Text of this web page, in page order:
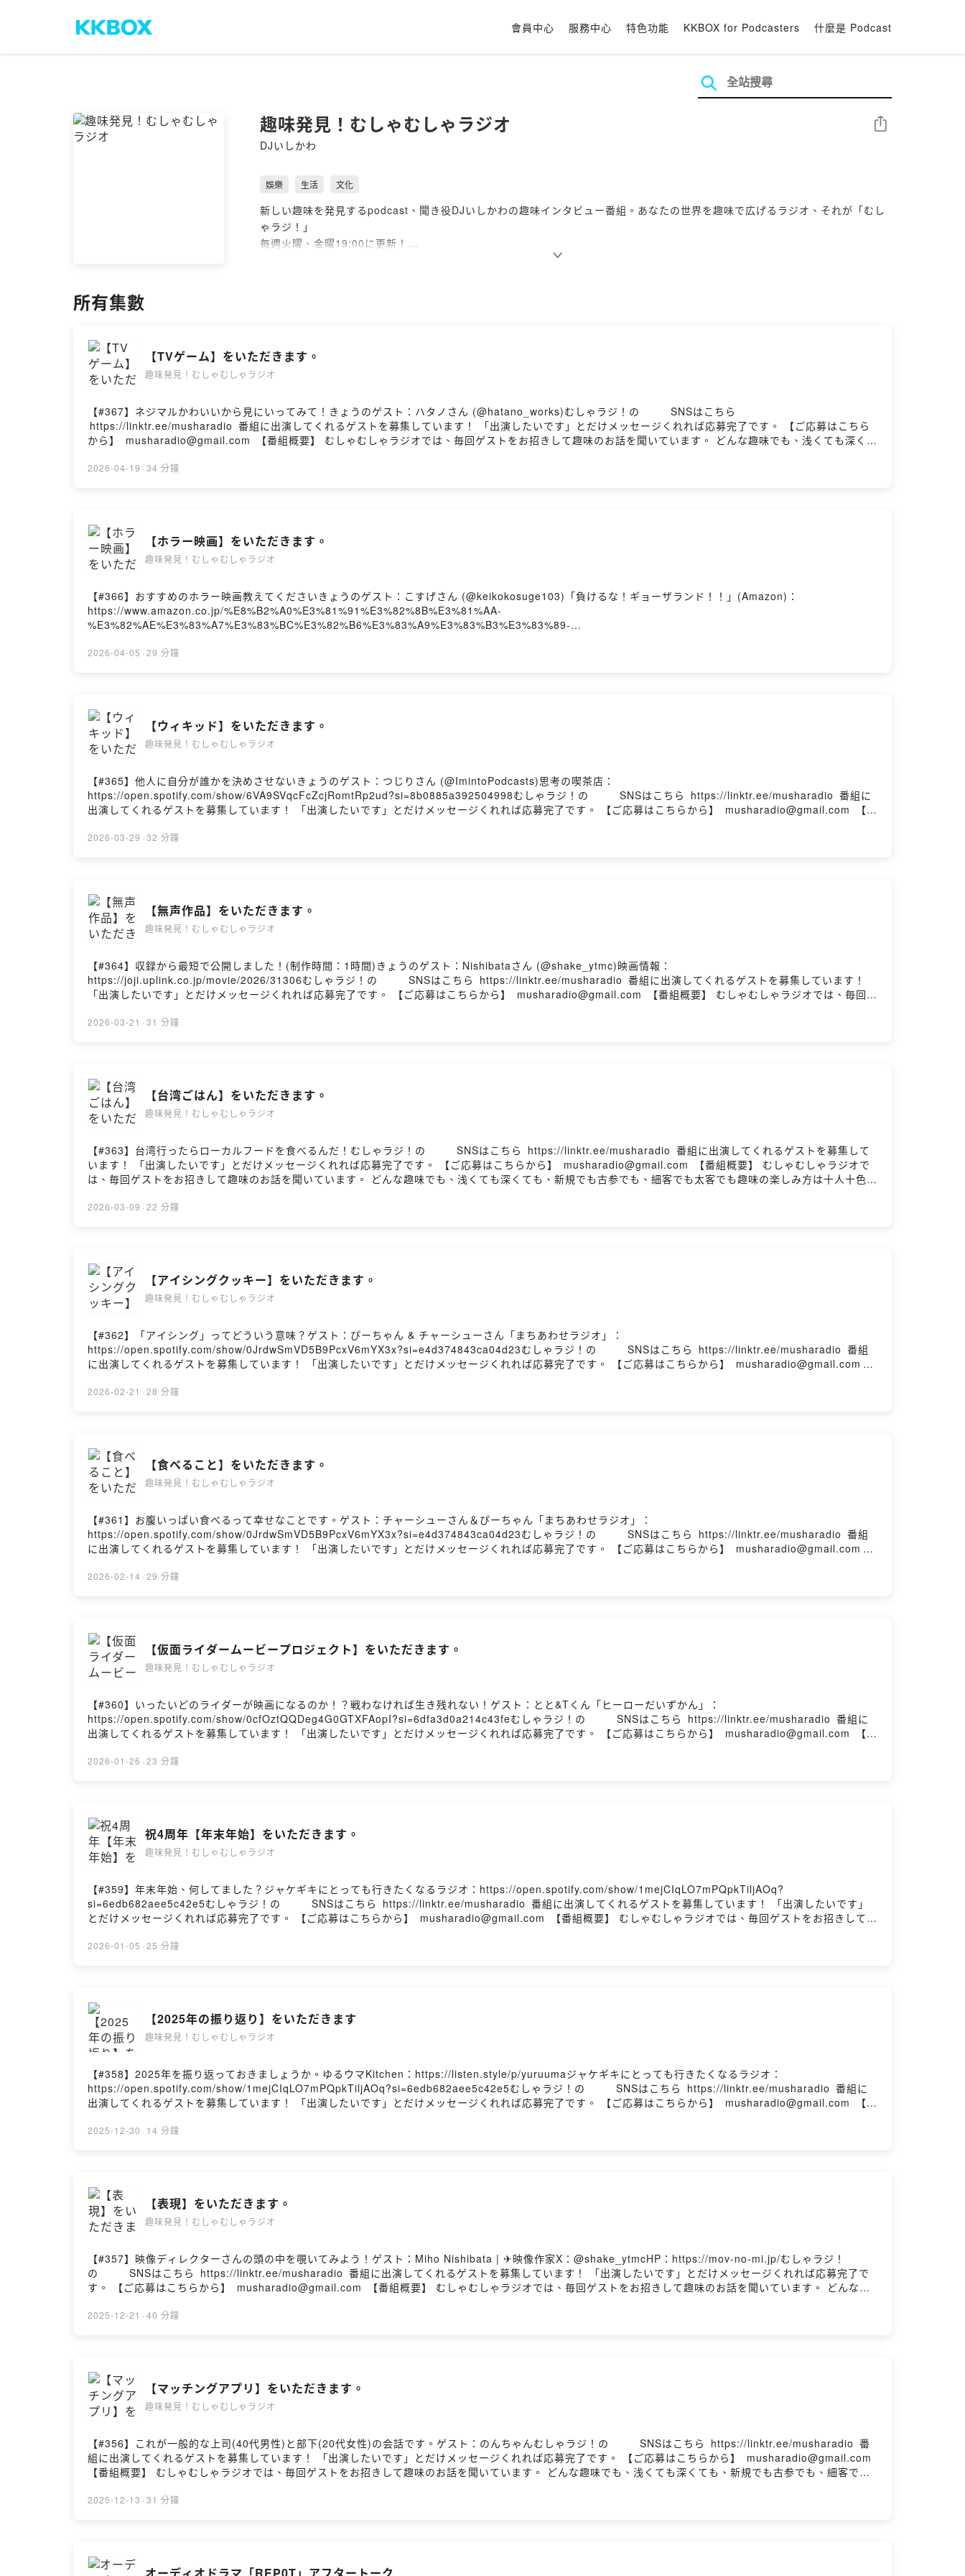
會員中心 服務中心 特色功能 KKBOX for Podcasters 什麼是 Podcast
趣味発見！むしゃむしゃラジオ
DJいしかわ
分享
娛樂 生活 文化
新しい趣味を発見するpodcast、聞き役DJいしかわの趣味インタビュー番組。あなたの世界を趣味で広げるラジオ、それが「むし
ゃラジ！」
毎週火曜、金曜19:00に更新！
＜ゲスト募集中です！＞お気軽にむしゃラジTwitterへDMください。
所有集數
【TVゲーム】をいただきます。
趣味発見！むしゃむしゃラジオ
【#367】ネジマルかわいいから見にいってみて！きょうのゲスト：ハタノさん (@hatano_works)むしゃラジ！の⁠⁠⁠⁠⁠⁠⁠⁠⁠⁠⁠⁠⁠⁠⁠⁠⁠⁠⁠⁠⁠⁠⁠⁠⁠⁠⁠⁠⁠⁠⁠⁠⁠⁠⁠⁠⁠⁠⁠⁠⁠⁠⁠SNSはこちら
⁠⁠⁠https://linktr.ee/musharadio⁠⁠⁠ 番組に出演してくれるゲストを募集しています！ 「出演したいです」とだけメッセージくれれば応募完了です。 【ご応募はこちら
から】 ⁠⁠⁠musharadio@gmail.com⁠⁠⁠ 【番組概要】 むしゃむしゃラジオでは、毎回ゲストをお招きして趣味のお話を聞いています。 どんな趣味でも、浅くても深くて
す。 X(旧Twitter）で #むしゃラジ をつけて感想・コメントをお願いします！ 📢毎週火曜日、金曜日、19:00に配信！
2026-04-19 · 34 分鐘
【ホラー映画】をいただきます。
趣味発見！むしゃむしゃラジオ
【#366】おすすめのホラー映画教えてくださいきょうのゲスト：こすげさん (@keikokosuge103)「負けるな！ギョーザランド！！」(Amazon)：
https://www.amazon.co.jp/%E8%B2%A0%E3%81%91%E3%82%8B%E3%81%AA-
%E3%82%AE%E3%83%A7%E3%83%BC%E3%82%B6%E3%83%A9%E3%83%B3%E3%83%89-
ゃラジ！の⁠⁠⁠⁠⁠⁠⁠⁠⁠⁠⁠⁠⁠⁠⁠⁠⁠⁠⁠⁠⁠⁠⁠⁠⁠⁠⁠⁠⁠⁠⁠⁠⁠⁠⁠⁠⁠⁠⁠⁠⁠⁠⁠SNSはこちら ⁠⁠⁠https://linktr.ee/musharadio⁠⁠⁠ 番組に出演してくれるゲストを募集しています！ 「出演したいです」とだけメッセージくれれば応
2026-04-05 · 29 分鐘
【ウィキッド】をいただきます。
趣味発見！むしゃむしゃラジオ
【#365】他人に自分が誰かを決めさせないきょうのゲスト：つじりさん (@ImintoPodcasts)思考の喫茶店：
https://open.spotify.com/show/6VA9SVqcFcZcjRomtRp2ud?si=8b0885a392504998むしゃラジ！の⁠⁠⁠⁠⁠⁠⁠⁠⁠⁠⁠⁠⁠⁠⁠⁠⁠⁠⁠⁠⁠⁠⁠⁠⁠⁠⁠⁠⁠⁠⁠⁠⁠⁠⁠⁠⁠⁠⁠⁠⁠⁠⁠SNSはこちら ⁠⁠⁠https://linktr.ee/musharadio⁠⁠⁠ 番組に
出演してくれるゲストを募集しています！ 「出演したいです」とだけメッセージくれれば応募完了です。 【ご応募はこちらから】 ⁠⁠⁠musharadio@gmail.com⁠⁠⁠ 【番
でも趣味の楽しみ方は十人十色で千差万別。新しい趣味の入り口を知ることで、日々の解像度がちょっとだけあがる番組です。 X(旧Twitter）で #むしゃラジ をつ
2026-03-29 · 32 分鐘
【無声作品】をいただきます。
趣味発見！むしゃむしゃラジオ
【#364】収録から最短で公開しました！(制作時間：1時間)きょうのゲスト：Nishibataさん (@shake_ytmc)映画情報：
https://joji.uplink.co.jp/movie/2026/31306むしゃラジ！の⁠⁠⁠⁠⁠⁠⁠⁠⁠⁠⁠⁠⁠⁠⁠⁠⁠⁠⁠⁠⁠⁠⁠⁠⁠⁠⁠⁠⁠⁠⁠⁠⁠⁠⁠⁠⁠⁠⁠⁠⁠⁠⁠SNSはこちら ⁠⁠⁠https://linktr.ee/musharadio⁠⁠⁠ 番組に出演してくれるゲストを募集しています！
「出演したいです」とだけメッセージくれれば応募完了です。 【ご応募はこちらから】 ⁠⁠⁠musharadio@gmail.com⁠⁠⁠ 【番組概要】 むしゃむしゃラジオでは、毎回ゲ
新しい趣味の入り口を知ることで、日々の解像度がちょっとだけあがる番組です。 X(旧Twitter）で #むしゃラジ をつけて感想・コメントをお願いします！ 📢毎週
2026-03-21 · 31 分鐘
【台湾ごはん】をいただきます。
趣味発見！むしゃむしゃラジオ
【#363】台湾行ったらローカルフードを食べるんだ！むしゃラジ！の⁠⁠⁠⁠⁠⁠⁠⁠⁠⁠⁠⁠⁠⁠⁠⁠⁠⁠⁠⁠⁠⁠⁠⁠⁠⁠⁠⁠⁠⁠⁠⁠⁠⁠⁠⁠⁠⁠⁠⁠⁠⁠⁠SNSはこちら ⁠⁠⁠https://linktr.ee/musharadio⁠⁠⁠ 番組に出演してくれるゲストを募集して
います！ 「出演したいです」とだけメッセージくれれば応募完了です。 【ご応募はこちらから】 ⁠⁠⁠musharadio@gmail.com⁠⁠⁠ 【番組概要】 むしゃむしゃラジオで
は、毎回ゲストをお招きして趣味のお話を聞いています。 どんな趣味でも、浅くても深くても、新規でも古参でも、細客でも太客でも趣味の楽しみ方は十人十色で
す！ 📢毎週火曜日、金曜日、19:00に配信！
2026-03-09 · 22 分鐘
【アイシングクッキー】をいただきます。
趣味発見！むしゃむしゃラジオ
【#362】「アイシング」ってどういう意味？ゲスト：ぴーちゃん & チャーシューさん「まちあわせラジオ」：
https://open.spotify.com/show/0JrdwSmVD5B9PcxV6mYX3x?si=e4d374843ca04d23むしゃラジ！の⁠⁠⁠⁠⁠⁠⁠⁠⁠⁠⁠⁠⁠⁠⁠⁠⁠⁠⁠⁠⁠⁠⁠⁠⁠⁠⁠⁠⁠⁠⁠⁠⁠⁠⁠⁠⁠⁠⁠⁠⁠⁠⁠SNSはこちら ⁠⁠⁠https://linktr.ee/musharadio⁠⁠⁠ 番組
に出演してくれるゲストを募集しています！ 「出演したいです」とだけメッセージくれれば応募完了です。 【ご応募はこちらから】 ⁠⁠⁠musharadio@gmail.com⁠⁠⁠
太客でも趣味の楽しみ方は十人十色で千差万別。新しい趣味の入り口を知ることで、日々の解像度がちょっとだけあがる番組です。 X(旧Twitter）で #むしゃラジ
2026-02-21 · 28 分鐘
【食べること】をいただきます。
趣味発見！むしゃむしゃラジオ
【#361】お腹いっぱい食べるって幸せなことです。ゲスト：チャーシューさん＆ぴーちゃん「まちあわせラジオ」：
https://open.spotify.com/show/0JrdwSmVD5B9PcxV6mYX3x?si=e4d374843ca04d23むしゃラジ！の⁠⁠⁠⁠⁠⁠⁠⁠⁠⁠⁠⁠⁠⁠⁠⁠⁠⁠⁠⁠⁠⁠⁠⁠⁠⁠⁠⁠⁠⁠⁠⁠⁠⁠⁠⁠⁠⁠⁠⁠⁠⁠⁠SNSはこちら ⁠⁠⁠https://linktr.ee/musharadio⁠⁠⁠ 番組
に出演してくれるゲストを募集しています！ 「出演したいです」とだけメッセージくれれば応募完了です。 【ご応募はこちらから】 ⁠⁠⁠musharadio@gmail.com⁠⁠⁠
太客でも趣味の楽しみ方は十人十色で千差万別。新しい趣味の入り口を知ることで、日々の解像度がちょっとだけあがる番組です。 X(旧Twitter）で #むしゃラジ
2026-02-14 · 29 分鐘
【仮面ライダームービープロジェクト】をいただきます。
趣味発見！むしゃむしゃラジオ
【#360】いったいどのライダーが映画になるのか！？戦わなければ生き残れない！ゲスト：とと&Tくん「ヒーローだいずかん」：
https://open.spotify.com/show/0cfOztQQDeg4G0GTXFAopI?si=6dfa3d0a214c43feむしゃラジ！の⁠⁠⁠⁠⁠⁠⁠⁠⁠⁠⁠⁠⁠⁠⁠⁠⁠⁠⁠⁠⁠⁠⁠⁠⁠⁠⁠⁠⁠⁠⁠⁠⁠⁠⁠⁠⁠⁠⁠⁠⁠⁠⁠SNSはこちら ⁠⁠⁠https://linktr.ee/musharadio⁠⁠⁠ 番組に
出演してくれるゲストを募集しています！ 「出演したいです」とだけメッセージくれれば応募完了です。 【ご応募はこちらから】 ⁠⁠⁠musharadio@gmail.com⁠⁠⁠ 【番
でも趣味の楽しみ方は十人十色で千差万別。新しい趣味の入り口を知ることで、日々の解像度がちょっとだけあがる番組です。 X(旧Twitter）で #むしゃラジ をつ
2026-01-26 · 23 分鐘
祝4周年【年末年始】をいただきます。
趣味発見！むしゃむしゃラジオ
【#359】年末年始、何してました？ジャケギキにとっても行きたくなるラジオ：https://open.spotify.com/show/1mejCIqLO7mPQpkTiljAOq?
si=6edb682aee5c42e5むしゃラジ！の⁠⁠⁠⁠⁠⁠⁠⁠⁠⁠⁠⁠⁠⁠⁠⁠⁠⁠⁠⁠⁠⁠⁠⁠⁠⁠⁠⁠⁠⁠⁠⁠⁠⁠⁠⁠⁠⁠⁠⁠⁠⁠⁠SNSはこちら ⁠⁠⁠https://linktr.ee/musharadio⁠⁠⁠ 番組に出演してくれるゲストを募集しています！ 「出演したいです」
とだけメッセージくれれば応募完了です。 【ご応募はこちらから】 ⁠⁠⁠musharadio@gmail.com⁠⁠⁠ 【番組概要】 むしゃむしゃラジオでは、毎回ゲストをお招きして趣
を知ることで、日々の解像度がちょっとだけあがる番組です。 X(旧Twitter）で #むしゃラジ をつけて感想・コメントをお願いします！ 📢毎週火曜日、金曜日、
2026-01-05 · 25 分鐘
【2025年の振り返り】をいただきます
趣味発見！むしゃむしゃラジオ
【#358】2025年を振り返っておきましょうか。ゆるウマKitchen：https://listen.style/p/yuruumaジャケギキにとっても行きたくなるラジオ：
https://open.spotify.com/show/1mejCIqLO7mPQpkTiljAOq?si=6edb682aee5c42e5むしゃラジ！の⁠⁠⁠⁠⁠⁠⁠⁠⁠⁠⁠⁠⁠⁠⁠⁠⁠⁠⁠⁠⁠⁠⁠⁠⁠⁠⁠⁠⁠⁠⁠⁠⁠⁠⁠⁠⁠⁠⁠⁠⁠⁠⁠SNSはこちら ⁠⁠⁠https://linktr.ee/musharadio⁠⁠⁠ 番組に
出演してくれるゲストを募集しています！ 「出演したいです」とだけメッセージくれれば応募完了です。 【ご応募はこちらから】 ⁠⁠⁠musharadio@gmail.com⁠⁠⁠ 【番
でも趣味の楽しみ方は十人十色で千差万別。新しい趣味の入り口を知ることで、日々の解像度がちょっとだけあがる番組です。 X(旧Twitter）で #むしゃラジ をつ
2025-12-30 · 14 分鐘
【表現】をいただきます。
趣味発見！むしゃむしゃラジオ
【#357】映像ディレクターさんの頭の中を覗いてみよう！ゲスト：Miho Nishibata | ✈︎映像作家X：@shake_ytmcHP：https://mov-no-mi.jp/むしゃラジ！
の⁠⁠⁠⁠⁠⁠⁠⁠⁠⁠⁠⁠⁠⁠⁠⁠⁠⁠⁠⁠⁠⁠⁠⁠⁠⁠⁠⁠⁠⁠⁠⁠⁠⁠⁠⁠⁠⁠⁠⁠⁠⁠⁠SNSはこちら ⁠⁠⁠https://linktr.ee/musharadio⁠⁠⁠ 番組に出演してくれるゲストを募集しています！ 「出演したいです」とだけメッセージくれれば応募完了で
す。 【ご応募はこちらから】 ⁠⁠⁠musharadio@gmail.com⁠⁠⁠ 【番組概要】 むしゃむしゃラジオでは、毎回ゲストをお招きして趣味のお話を聞いています。 どんな趣
っとだけあがる番組です。 X(旧Twitter）で #むしゃラジ をつけて感想・コメントをお願いします！ 📢毎週火曜日、金曜日、19:00に配信！
2025-12-21 · 40 分鐘
【マッチングアプリ】をいただきます。
趣味発見！むしゃむしゃラジオ
【#356】これが一般的な上司(40代男性)と部下(20代女性)の会話です。ゲスト：のんちゃんむしゃラジ！の⁠⁠⁠⁠⁠⁠⁠⁠⁠⁠⁠⁠⁠⁠⁠⁠⁠⁠⁠⁠⁠⁠⁠⁠⁠⁠⁠⁠⁠⁠⁠⁠⁠⁠⁠⁠⁠⁠⁠⁠⁠⁠⁠SNSはこちら ⁠⁠⁠https://linktr.ee/musharadio⁠⁠⁠ 番
組に出演してくれるゲストを募集しています！ 「出演したいです」とだけメッセージくれれば応募完了です。 【ご応募はこちらから】 ⁠⁠⁠musharadio@gmail.com⁠⁠⁠
【番組概要】 むしゃむしゃラジオでは、毎回ゲストをお招きして趣味のお話を聞いています。 どんな趣味でも、浅くても深くても、新規でも古参でも、細客でも
をつけて感想・コメントをお願いします！ 📢毎週火曜日、金曜日、19:00に配信！
2025-12-13 · 31 分鐘